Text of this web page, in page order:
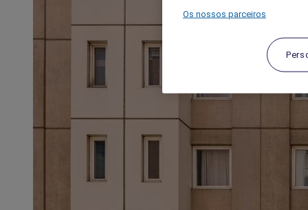
Os nossos parceiros